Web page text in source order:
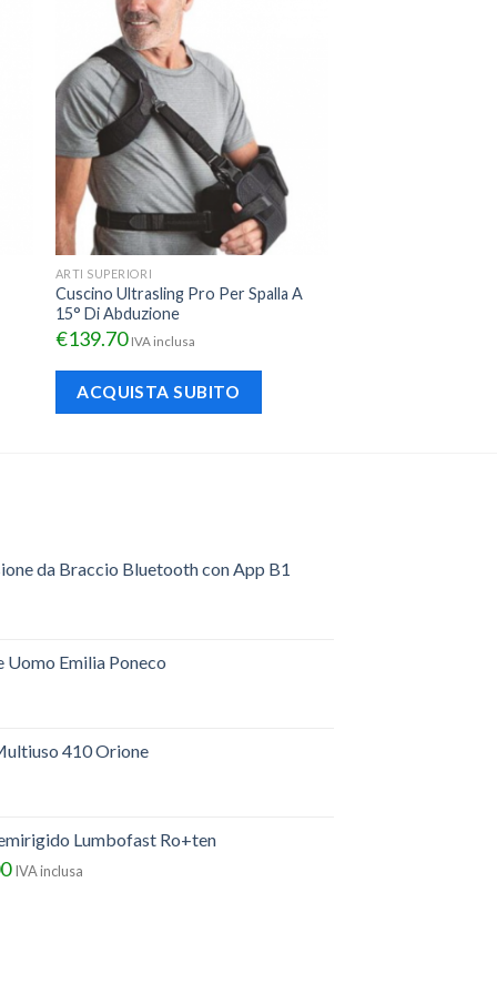
ARTI SUPERIORI
Cuscino Ultrasling Pro Per Spalla A
15° Di Abduzione
€139.70 IVA inclusa
ACQUISTA SUBITO
da Braccio Bluetooth con App B1
Emilia Poneco
410 Orione
Lumbofast Ro+ten
IVA inclusa